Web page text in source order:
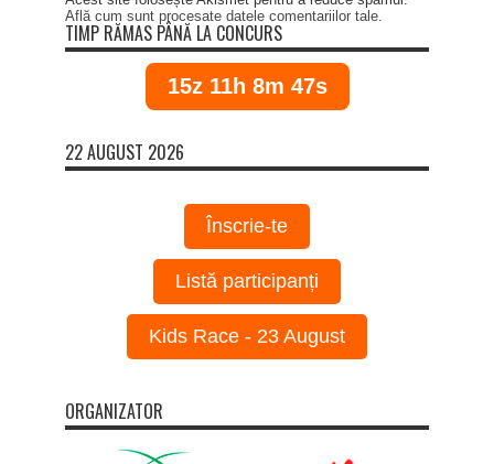
Află cum sunt procesate datele comentariilor tale.
TIMP RĂMAS PÂNĂ LA CONCURS
15z 11h 8m 46s
22 AUGUST 2026
Înscrie-te
Listă participanți
Kids Race - 23 August
ORGANIZATOR